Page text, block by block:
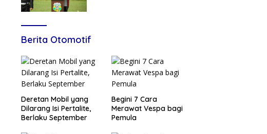
Berita Otomotif
Deretan Mobil yang
Dilarang Isi Pertalite,
Berlaku September
Begini 7 Cara
Merawat Vespa bagi
Pemula